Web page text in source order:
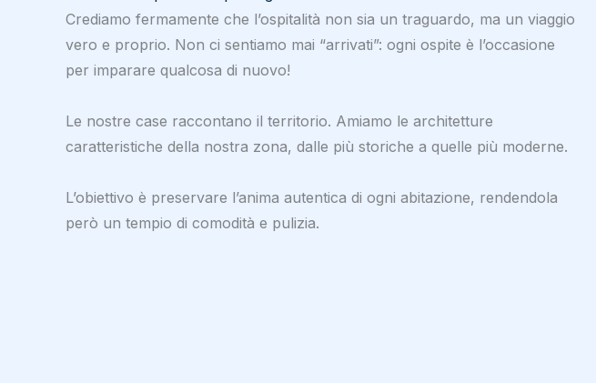
Crediamo fermamente che l’ospitalità non sia un traguardo, ma un viaggio
vero e proprio. Non ci sentiamo mai “arrivati”: ogni ospite è l’occasione
per imparare qualcosa di nuovo!
Le nostre case raccontano il territorio. Amiamo le architetture
caratteristiche della nostra zona, dalle più storiche a quelle più moderne.
L’obiettivo è preservare l’anima autentica di ogni abitazione, rendendola
però un tempio di comodità e pulizia.